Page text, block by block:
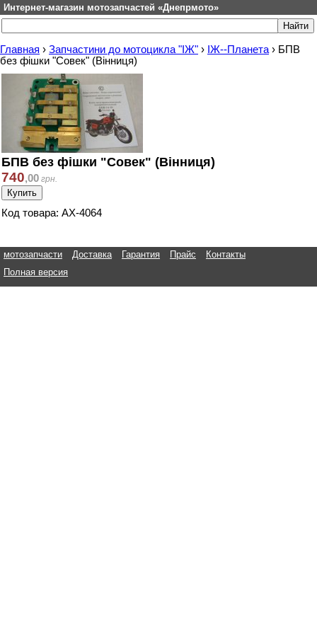
Интернет-магазин мотозапчастей «Днепрмото»
Главная › Запчастини до мотоцикла "ІЖ" › ІЖ--Планета › БПВ
без фішки "Совек" (Вінниця)
БПВ без фішки "Совек" (Вінниця)
740,00 грн.
Код товара: АХ-4064
мотозапчасти Доставка Гарантия Прайс
Контакты
Полная версия